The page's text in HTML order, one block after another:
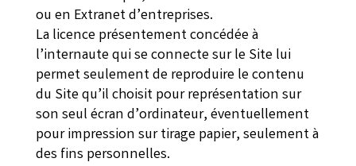
ou en Extranet d’entreprises.
La licence présentement concédée à
l’internaute qui se connecte sur le Site lui
permet seulement de reproduire le contenu
du Site qu’il choisit pour représentation sur
son seul écran d’ordinateur, éventuellement
pour impression sur tirage papier, seulement à
des fins personnelles.